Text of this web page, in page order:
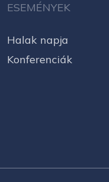
ESEMÉNYEK
Halak napja
Konferenciák